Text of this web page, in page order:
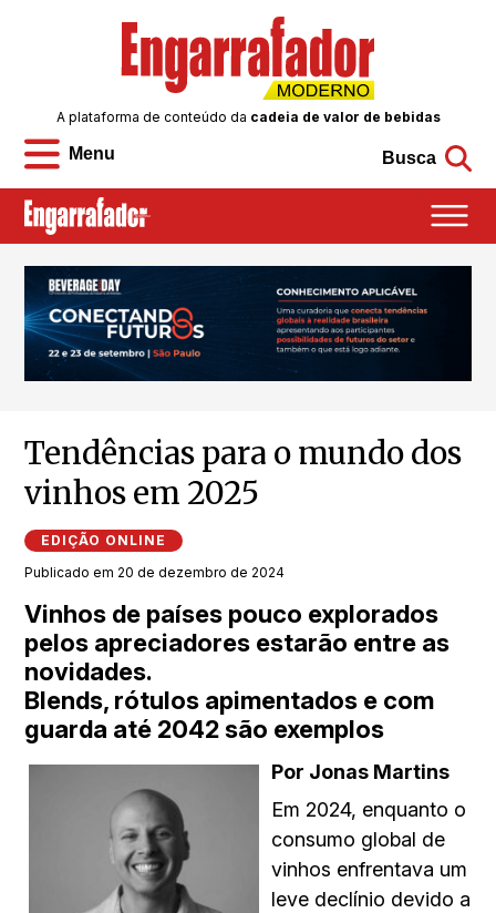
Menu
A plataforma de conteúdo da cadeia de valor de bebidas
Busca
Tendências para o mundo dos
vinhos em 2025
EDIÇÃO ONLINE
Publicado em 20 de dezembro de 2024
Vinhos de países pouco explorados
pelos apreciadores estarão entre as
novidades.
Blends, rótulos apimentados e com
guarda até 2042 são exemplos
Por Jonas Martins
Em 2024, enquanto o
consumo global de
vinhos enfrentava um
leve declínio devido a